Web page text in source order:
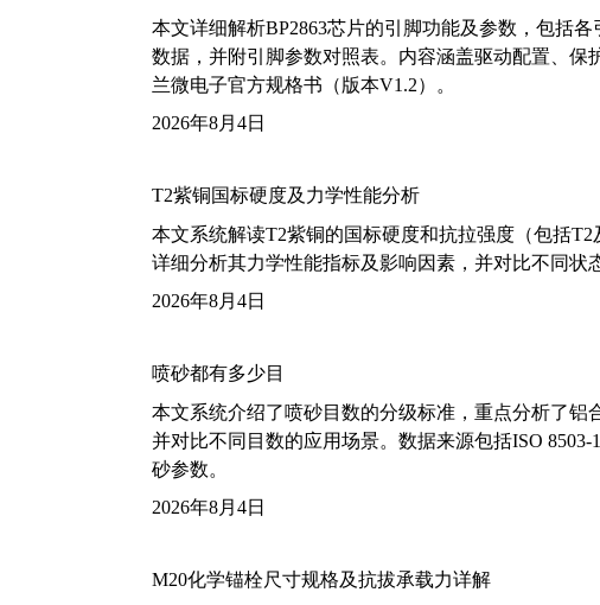
本文详细解析BP2863芯片的引脚功能及参数，包括
数据，并附引脚参数对照表。内容涵盖驱动配置、
兰微电子官方规格书（版本V1.2）。
2026年8月4日
T2紫铜国标硬度及力学性能分析
本文系统解读T2紫铜的国标硬度和抗拉强度（包括T2
详细分析其力学性能指标及影响因素，并对比不同状
2026年8月4日
喷砂都有多少目
本文系统介绍了喷砂目数的分级标准，重点分析了铝
并对比不同目数的应用场景。数据来源包括ISO
砂参数。
2026年8月4日
M20化学锚栓尺寸规格及抗拔承载力详解